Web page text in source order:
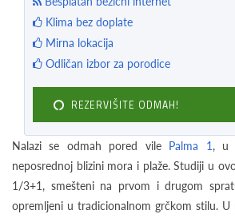
Klima bez doplate
Mirna lokacija
Odličan izbor za porodice
REZERVIŠITE ODMAH!
Nalazi se odmah pored vile Palma 1, u
neposrednoj blizini mora i plaže. Studiji u
1/3+1, smešteni na prvom i drugom
opremljeni u tradicionalnom grčkom stilu. U